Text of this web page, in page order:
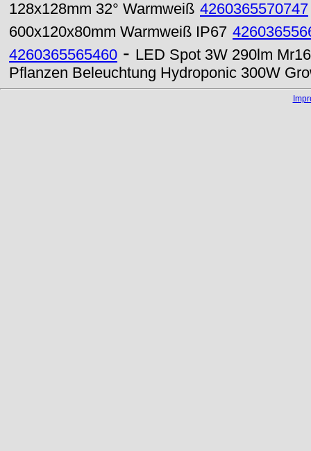
128x128mm 32° Warmweiß 4260365570747
600x120x80mm Warmweiß IP67
4260365565460 - LED Spot 3W 290lm
Pflanzen Beleuchtung Hydroponic 300W